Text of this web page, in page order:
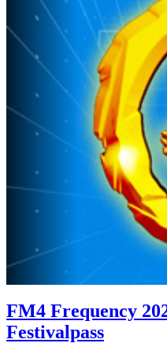
FM4 Frequency
Festivalpass